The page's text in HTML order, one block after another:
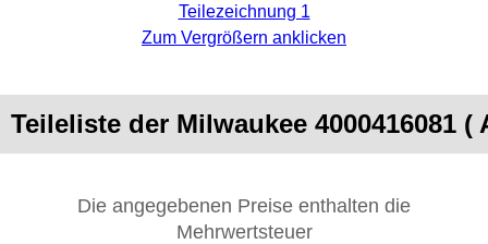
Teilezeichnung 1
Zum Vergrößern anklicken
Teileliste der Milwaukee 4000416081 (
Die angegebenen Preise enthalten die
Mehrwertsteuer